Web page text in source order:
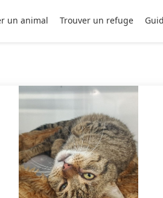
un animal Trouver un refuge